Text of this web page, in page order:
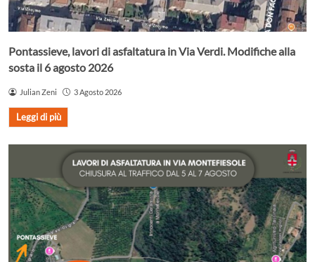
Pontassieve, lavori di asfaltatura in Via Verdi. Modifiche alla
sosta il 6 agosto 2026
Julian Zeni 3 Agosto 2026
Leggi di più